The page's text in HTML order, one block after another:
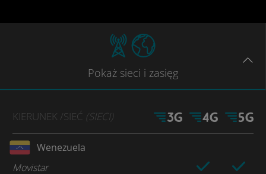
Pokaż sieci i zasięg
KIERUNEK /SIEĆ (SIECI)
Wenezuela
Movistar